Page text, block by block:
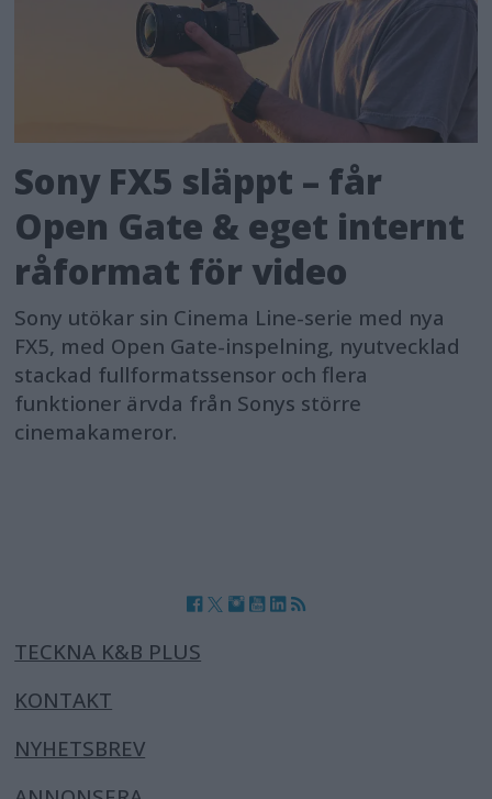
Sony FX5 släppt – får
Open Gate & eget internt
råformat för video
Sony utökar sin Cinema Line-serie med nya
FX5, med Open Gate-inspelning, nyutvecklad
stackad fullformatssensor och flera
funktioner ärvda från Sonys större
cinemakameror.
TECKNA K&B PLUS
KONTAKT
NYHETSBREV